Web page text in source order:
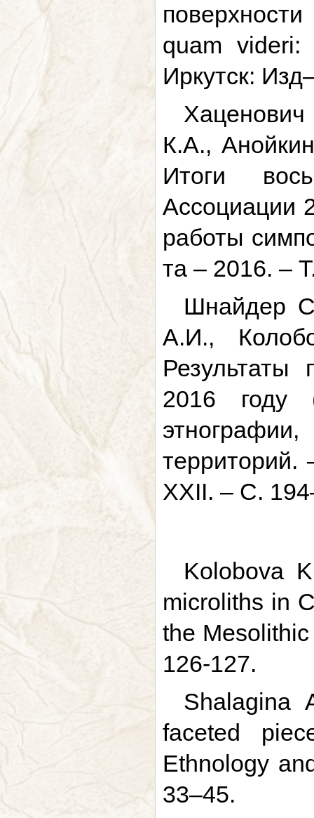
quam
Иркутск:
К.А.,
Итоги
Ассоциации
работы
та – 2016. –
Шнайдер
А.И.,
2016 году
XXII. – С.
Kolobova
microliths in
the
126-127.
Shalagina
faceted
Ethnology
33–45.